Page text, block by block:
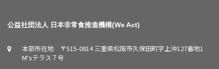
公益社団法人 日本非常食推進機構(We Act)
本部所在地 〒515-0814 三重県松阪市久保田町字上沖127番地1
M‘sテラス７号